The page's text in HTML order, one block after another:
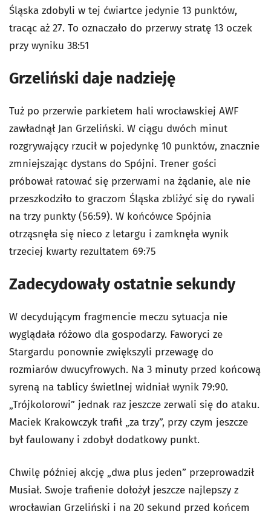
Śląska zdobyli w tej ćwiartce jedynie 13 punktów,
tracąc aż 27. To oznaczało do przerwy stratę 13 oczek
przy wyniku 38:51
Grzeliński daje nadzieję
Tuż po przerwie parkietem hali wrocławskiej AWF
zawładnął Jan Grzeliński. W ciągu dwóch minut
rozgrywający rzucił w pojedynkę 10 punktów, znacznie
zmniejszając dystans do Spójni. Trener gości
próbował ratować się przerwami na żądanie, ale nie
przeszkodziło to graczom Śląska zbliżyć się do rywali
na trzy punkty (56:59). W końcówce Spójnia
otrząsnęła się nieco z letargu i zamknęła wynik
trzeciej kwarty rezultatem 69:75
Zadecydowały ostatnie sekundy
W decydującym fragmencie meczu sytuacja nie
wyglądała różowo dla gospodarzy. Faworyci ze
Stargardu ponownie zwiększyli przewagę do
rozmiarów dwucyfrowych. Na 3 minuty przed końcową
syreną na tablicy świetlnej widniał wynik 79:90.
„Trójkolorowi” jednak raz jeszcze zerwali się do ataku.
Maciek Krakowczyk trafił „za trzy”, przy czym jeszcze
był faulowany i zdobył dodatkowy punkt.
Chwilę później akcję „dwa plus jeden” przeprowadził
Musiał. Swoje trafienie dołożył jeszcze najlepszy z
wrocławian Grzeliński i na 20 sekund przed końcem